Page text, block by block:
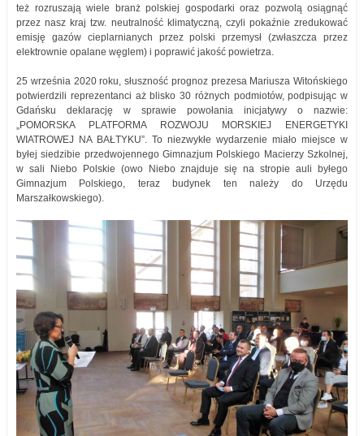
też rozruszają wiele branż polskiej gospodarki oraz pozwolą osiągnąć
przez nasz kraj tzw. neutralność klimatyczną, czyli pokaźnie zredukować
emisję gazów cieplarnianych przez polski przemysł (zwłaszcza przez
elektrownie opalane węglem) i poprawić jakość powietrza.
25 września 2020 roku, słuszność prognoz prezesa Mariusza Witońskiego
potwierdzili reprezentanci aż blisko 30 różnych podmiotów, podpisując w
Gdańsku deklarację w sprawie powołania inicjatywy o nazwie:
„POMORSKA PLATFORMA ROZWOJU MORSKIEJ ENERGETYKI
WIATROWEJ NA BAŁTYKU”. To niezwykłe wydarzenie miało miejsce w
byłej siedzibie przedwojennego Gimnazjum Polskiego Macierzy Szkolnej,
w sali Niebo Polskie (owo Niebo znajduje się na stropie auli byłego
Gimnazjum Polskiego, teraz budynek ten należy do Urzędu
Marszałkowskiego).